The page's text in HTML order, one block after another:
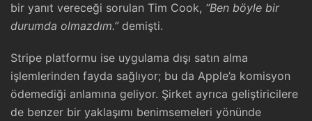
bir yanıt vereceği sorulan Tim Cook, “Ben böyle bir
durumda olmazdım.”demişti.
Stripe platformu ise uygulama dışı satın alma
işlemlerinden fayda sağlıyor; bu da Apple’a komisyon
ödemediği anlamına geliyor. Şirket ayrıca geliştiricilere
de benzer bir yaklaşımı benimsemeleri yönünde